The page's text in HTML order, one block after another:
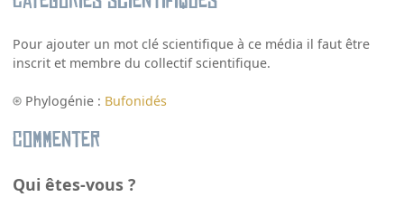
Pour ajouter un mot clé scientifique à ce média il faut être
inscrit et membre du collectif scientifique.
Phylogénie : Bufonidés
Commenter
Qui êtes-vous ?